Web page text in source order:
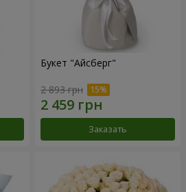
Букет "Айсберг"
2 893 грн
Заказать